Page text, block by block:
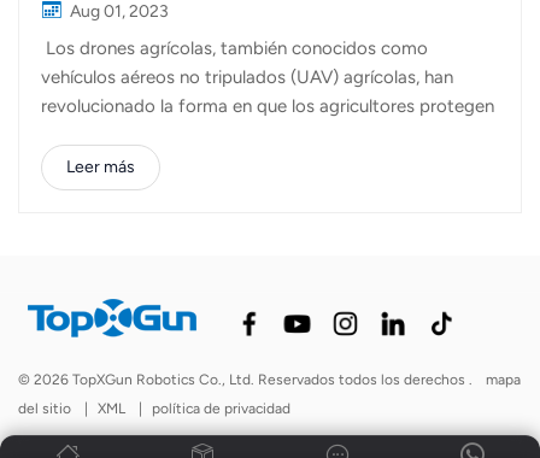
Aug 01, 2023
Los drones agrícolas, también conocidos como
vehículos aéreos no tripulados (UAV) agrícolas, han
revolucionado la forma en que los agricultores protegen
campos. Con su capacidad para cubrir vastas áreas de
manera rápida y eficiente, los drones agrícolas se han
menudo entre los agricultores y comerciantes agrícolas
es: "¿Cuánto cuesta un dron agrícola?" La respuesta a
dependiendo de varios factores. En este artículo,
exploraremos los factores clave que influyen en el costo
de los drones agrícolas y brindaremos una descripción
Leer más
© 2026 TopXGun Robotics Co., Ltd. Reservados todos los derechos .
mapa
del sitio
| XML | política de privacidad